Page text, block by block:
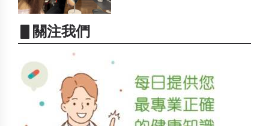
▋關注我們